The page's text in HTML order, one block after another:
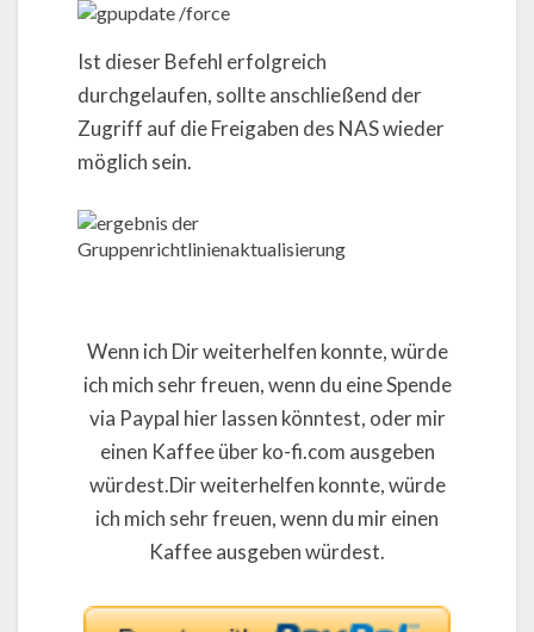
Ist dieser Befehl erfolgreich
durchgelaufen, sollte anschließend der
Zugriff auf die Freigaben des NAS wieder
möglich sein.
Wenn ich Dir weiterhelfen konnte, würde
ich mich sehr freuen, wenn du eine Spende
via Paypal hier lassen könntest, oder mir
einen Kaffee über ko-fi.com ausgeben
würdest.Dir weiterhelfen konnte, würde
ich mich sehr freuen, wenn du mir einen
Kaffee ausgeben würdest.